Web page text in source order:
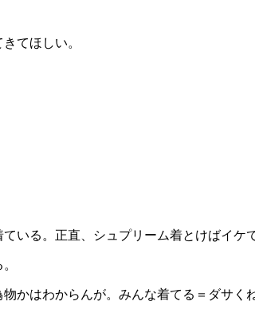
てほしい。
いる。 正直、シュプリーム着とけばイケ
かはわからんが。みんな着てる＝ダサく